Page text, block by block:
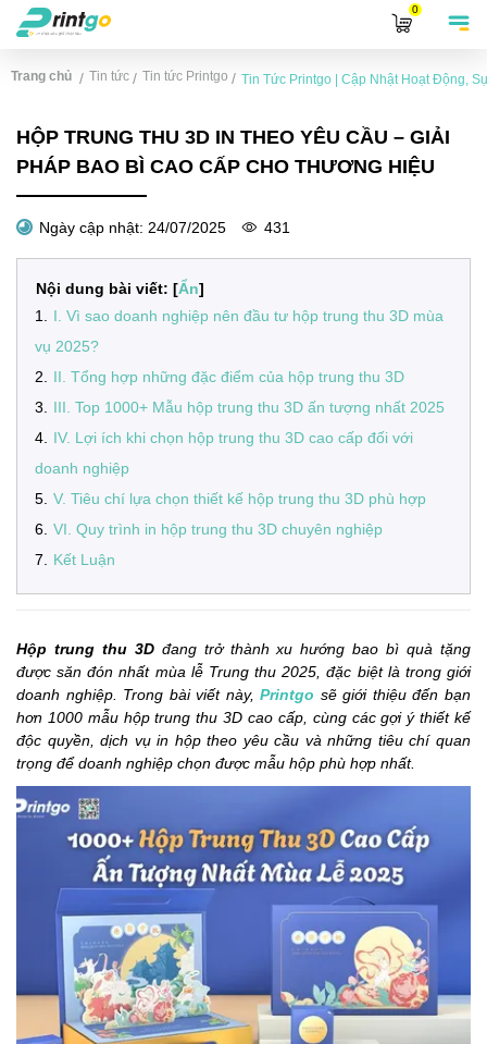
0
Trang chủ / Tin tức / Tin tức Printgo / Tin Tức Printgo | Cập Nhật Hoạt Động,
HỘP TRUNG THU 3D IN THEO YÊU CẦU – GIẢI
PHÁP BAO BÌ CAO CẤP CHO THƯƠNG HIỆU
Ngày cập nhật: 24/07/2025 431
Nội dung bài viết: [Ẩn]
1
I. Vì sao doanh nghiệp nên đầu tư hộp trung thu 3D mùa
vụ 2025?
2
II. Tổng hợp những đặc điểm của hộp trung thu 3D
3
III. Top 1000+ Mẫu hộp trung thu 3D ấn tượng nhất 2025
4
IV. Lợi ích khi chọn hộp trung thu 3D cao cấp đối với
doanh nghiệp
5 V. Tiêu chí lựa chọn thiết kế hộp trung thu 3D phù hợp
6 VI. Quy trình in hộp trung thu 3D chuyên nghiệp
7
Kết Luận
Hộp trung thu 3Dđang trở thành xu hướng bao bì quà tặng
được săn đón nhất mùa lễ Trung thu 2025, đặc biệt là trong giới
doanh nghiệp. Trong bài viết này,Printgo sẽ giới thiệu đến bạn
hơn 1000 mẫu hộp trung thu 3D cao cấp, cùng các gợi ý thiết kế
độc quyền, dịch vụ in hộp theo yêu cầu và những tiêu chí quan
trọng để doanh nghiệp chọn được mẫu hộp phù hợp nhất.